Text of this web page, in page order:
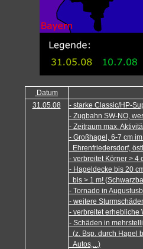
Datum
31.05.08
- starke Classic/HP-
- Zugbahn SW-NO,
- Zeitraum max.
- Großhagel, 6-7 cm
Ehrenfriedersdorf,
- verbreitet Körner > 4
- Hageldecke bis 20
bis > 1 m!
- Tornado in
- weitere
- verbreitet erhebliche
- Schäden in
(z. Bsp. durch Hagel
Autos,...)